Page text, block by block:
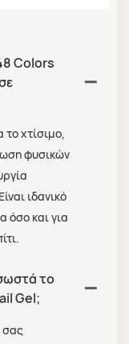
Colors
το χτίσιμο,
φυσικών
ιδανικό
όσο και για
το
Gel;
σας